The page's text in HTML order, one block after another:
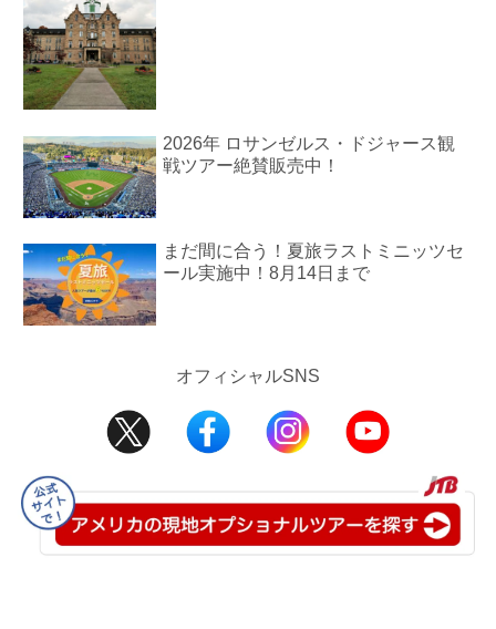
2026年 ロサンゼルス・ドジャース観
戦ツアー絶賛販売中！
まだ間に合う！夏旅ラストミニッツセ
ール実施中！8月14日まで
オフィシャルSNS